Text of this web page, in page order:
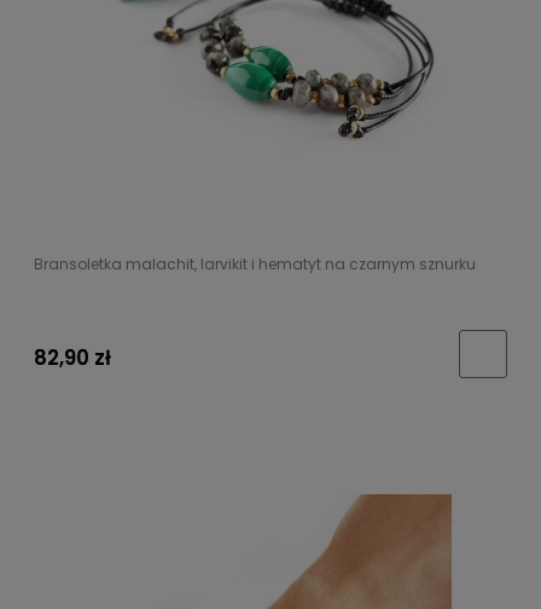
Bransoletka malachit, larvikit i hematyt na czarnym sznurku
82,90 zł